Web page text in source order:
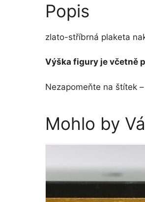
Popis
zlato-stříbrná plaketa
Výška figury je včetně
Nezapomeňte na štítek
Mohlo by